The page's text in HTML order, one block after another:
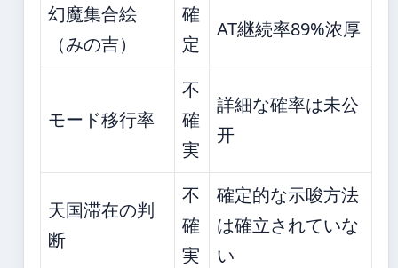
幻魔集合絵
（みの吉）
確
定
AT継続率89%浓厚
モード移行率
不
確
実
詳細な確率は未公
开
天国滞在の判
断
不
確
実
確定的な示唆方法
は確立されていな
い